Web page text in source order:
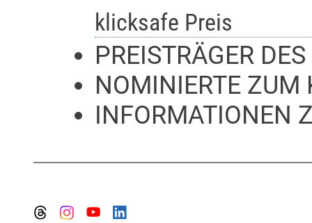
klicksafe Preis
PREISTRÄGER
NOMINIERTE ZUM
INFORMATIONEN